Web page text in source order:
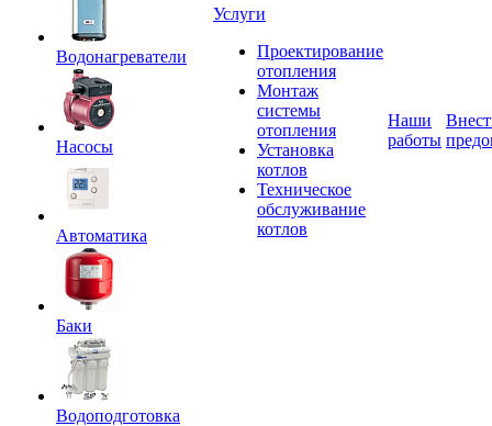
Водонагреватели
Насосы
Автоматика
Баки
Водоподготовка
Услуги
Проектирование
отопления
Монтаж
системы
отопления
Установка
котлов
Техническое
обслуживание
котлов
Наши
работы